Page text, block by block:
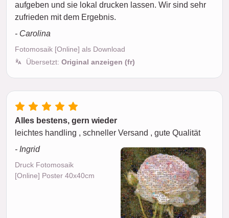
aufgeben und sie lokal drucken lassen. Wir sind sehr
zufrieden mit dem Ergebnis.
- Carolina
Fotomosaik [Online] als Download
Übersetzt: Original anzeigen (fr)
Alles bestens, gern wieder
leichtes handling , schneller Versand , gute Qualität
- Ingrid
Druck Fotomosaik
[Online] Poster 40x40cm